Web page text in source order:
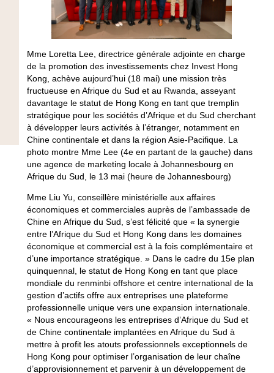
Mme Loretta Lee, directrice générale adjointe en charge
de la promotion des investissements chez Invest Hong
Kong, achève aujourd’hui (18 mai) une mission très
fructueuse en Afrique du Sud et au Rwanda, asseyant
davantage le statut de Hong Kong en tant que tremplin
stratégique pour les sociétés d’Afrique et du Sud cherchant
à développer leurs activités à l’étranger, notamment en
Chine continentale et dans la région Asie-Pacifique. La
photo montre Mme Lee (4e en partant de la gauche) dans
une agence de marketing locale à Johannesbourg en
Afrique du Sud, le 13 mai (heure de Johannesbourg)
Mme Liu Yu, conseillère ministérielle aux affaires
économiques et commerciales auprès de l’ambassade de
Chine en Afrique du Sud, s’est félicité que « la synergie
entre l’Afrique du Sud et Hong Kong dans les domaines
économique et commercial est à la fois complémentaire et
d’une importance stratégique. » Dans le cadre du 15e plan
quinquennal, le statut de Hong Kong en tant que place
mondiale du renminbi offshore et centre international de la
gestion d’actifs offre aux entreprises une plateforme
professionnelle unique vers une expansion internationale.
« Nous encourageons les entreprises d’Afrique du Sud et
de Chine continentale implantées en Afrique du Sud à
mettre à profit les atouts professionnels exceptionnels de
Hong Kong pour optimiser l’organisation de leur chaîne
d’approvisionnement et parvenir à un développement de